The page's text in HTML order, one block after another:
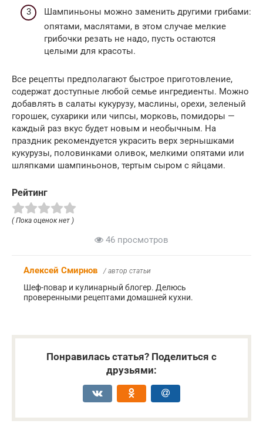
Шампиньоны можно заменить другими грибами:
опятами, маслятами, в этом случае мелкие
грибочки резать не надо, пусть остаются
целыми для красоты.
Все рецепты предполагают быстрое приготовление,
содержат доступные любой семье ингредиенты. Можно
добавлять в салаты кукурузу, маслины, орехи, зеленый
горошек, сухарики или чипсы, морковь, помидоры —
каждый раз вкус будет новым и необычным. На
праздник рекомендуется украсить верх зернышками
кукурузы, половинками оливок, мелкими опятами или
шляпками шампиньонов, тертым сыром с яйцами.
Рейтинг
( Пока оценок нет )
46 просмотров
Алексей Смирнов / автор статьи
Шеф-повар и кулинарный блогер. Делюсь
проверенными рецептами домашней кухни.
Понравилась статья? Поделиться с
друзьями: